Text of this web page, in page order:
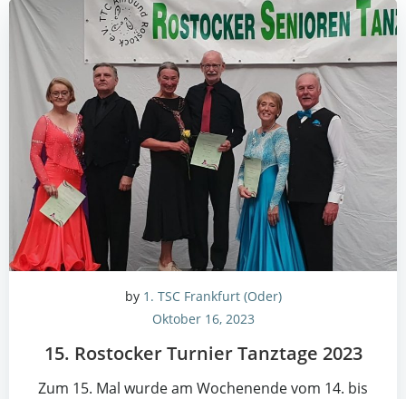
by 1. TSC Frankfurt (Oder)
Oktober 16, 2023
15. Ros­to­cker Tur­nier Tanz­ta­ge 2023
Zum 15. Mal wur­de am Wochen­en­de vom 14. bis